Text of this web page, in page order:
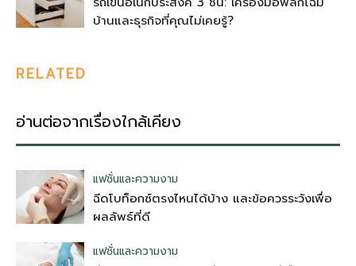
บ้านและธุรกิจที่คุณไม่เคยรู้?
RELATED
อ่านต่อจากเรื่องใกล้เคียง
แฟชั่นและความงาม
ฉีดโบท็อกซ์ตรงไหนได้บ้าง และข้อควรระวังเพื่อ
ผลลัพธ์ที่ดี
แฟชั่นและความงาม